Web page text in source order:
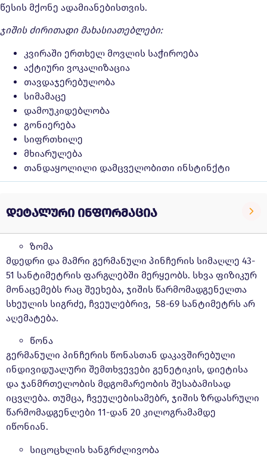
წესის მქონე ადამიანებისთვის.
ჯიშის ძირითადი მახასიათებლები:
კვირაში ერთხელ მოვლის საჭიროება
აქტიური ვოკალიზაცია
თავდაჯერებულობა
სიმამაცე
დამოუკიდებლობა
გონიერება
სიფრთხილე
მხიარულება
თანდაყოლილი დამცველობითი ინსტინქტი
დეტალური ინფორმაცია
ზომა
მდედრი და მამრი გერმანული პინჩერის სიმაღლე 43-
51 სანტიმეტრის ფარგლებში მერყეობს. სხვა ფიზიკურ
მონაცემებს რაც შეეხება, ჯიშის წარმომადგენელთა
სხეულის სიგრძე, ჩვეულებრივ, 58-69 სანტიმეტრს არ
აღემატება.
წონა
გერმანული პინჩერის წონასთან დაკავშირებული
ინდივიდუალური შემთხვევები გენეტიკის, დიეტისა
და ჯანმრთელობის მდგომარეობის შესაბამისად
იცვლება. თუმცა, ჩვეულებისამებრ, ჯიშის ზრდასრული
წარმომადგენლები 11-დან 20 კილოგრამამდე
იწონიან.
სიცოცხლის ხანგრძლივობა